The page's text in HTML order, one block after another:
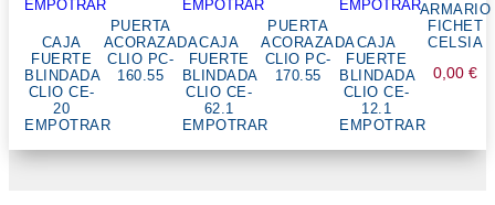
CAJA
FUERTE
BLINDADA
CLIO CE-
20
EMPOTRAR
PUERTA
ACORAZADA
CLIO PC-
160.55
CAJA
FUERTE
BLINDADA
CLIO CE-
62.1
EMPOTRAR
PUERTA
ACORAZADA
CLIO PC-
170.55
CAJA
FUERTE
BLINDADA
CLIO CE-
12.1
EMPOTRAR
ARMARIO
FICHET
CELSIA
0,00€